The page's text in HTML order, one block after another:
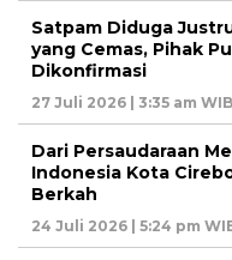
Satpam Diduga
yang Cemas, Pihak
Dikonfirmasi
27 Juli 2026 | 3:35 am WIB
Dari Persaudaraan
Indonesia Kota
Berkah
24 Juli 2026 | 5:24 pm